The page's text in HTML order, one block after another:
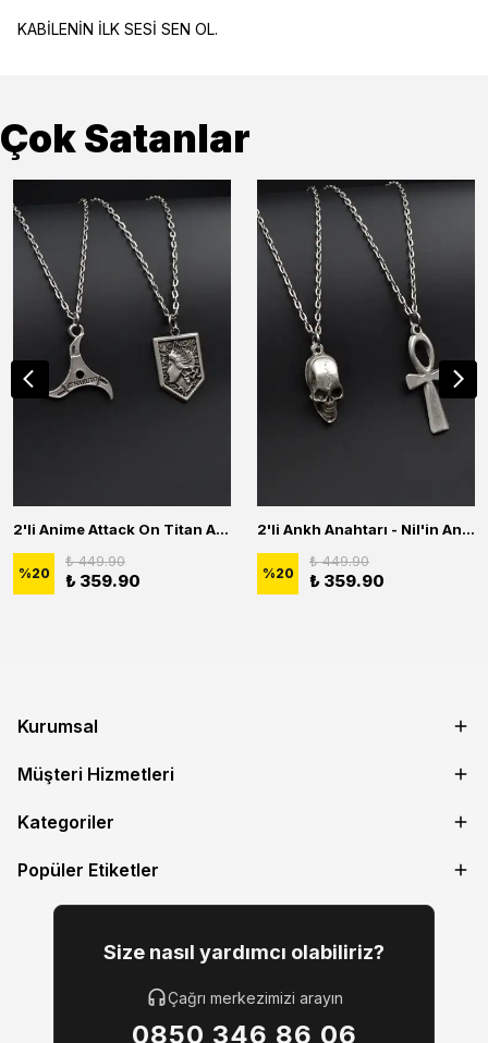
KABİLENİN İLK SESİ SEN OL.
Çok Satanlar
2'li Anime Attack On Titan Acrylic Maria Anime Naruto Erkek Kadın Kolye Seti
%20
₺ 449.90
₺ 359.90
2'li Ankh Anahtarı - Nil'in Anahtarı - Kuru Kafa Erkek Kadın Kolye Seti
%20
₺ 449.90
₺ 359.90
Kurumsal
Müşteri Hizmetleri
Kategoriler
Popüler Etiketler
Size nasıl yardımcı olabiliriz?
Çağrı merkezimizi arayın
0850 346 86 06